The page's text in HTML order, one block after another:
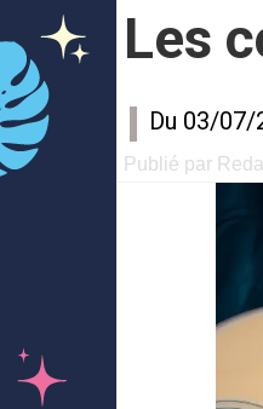
Les
Du 03/
Publié par